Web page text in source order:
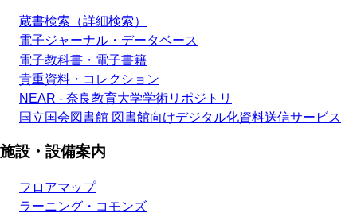
蔵書検索（詳細検索）
電子ジャーナル・データベース
電子教科書・電子書籍
貴重資料・コレクション
NEAR - 奈良教育大学学術リポジトリ
国立国会図書館 図書館向けデジタル化資料送信サービス
施設・設備案内
フロアマップ
ラーニング・コモンズ